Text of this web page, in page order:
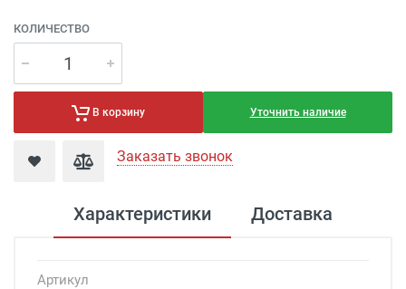
КОЛИЧЕСТВО
В корзину Уточнить наличие
Заказать звонок
Характеристики Доставка
Артикул